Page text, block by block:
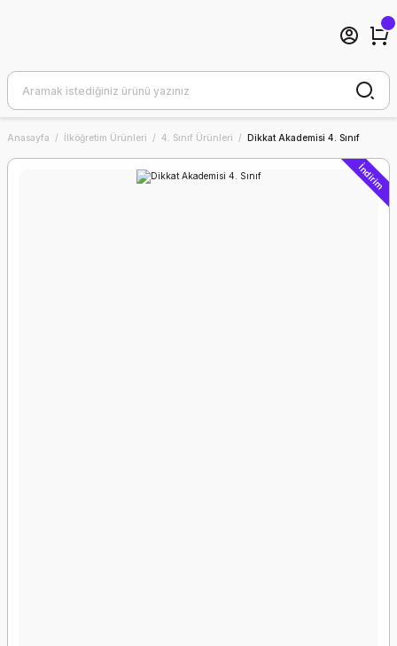
Anasayfa İlköğretim Ürünleri 4. Sınıf Ürünleri Dikkat Akademisi 4. Sınıf
İndirim